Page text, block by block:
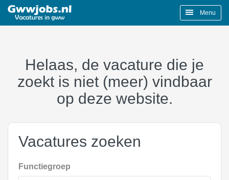
Menu
Helaas, de vacature die je
zoekt is niet (meer) vindbaar
op deze website.
Vacatures zoeken
Functiegroep